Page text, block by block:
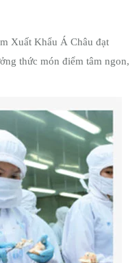
Xuất Khẩu Á Châu đạt
thức món điểm tâm ngon,